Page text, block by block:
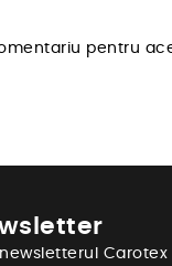
pentru
Carotex